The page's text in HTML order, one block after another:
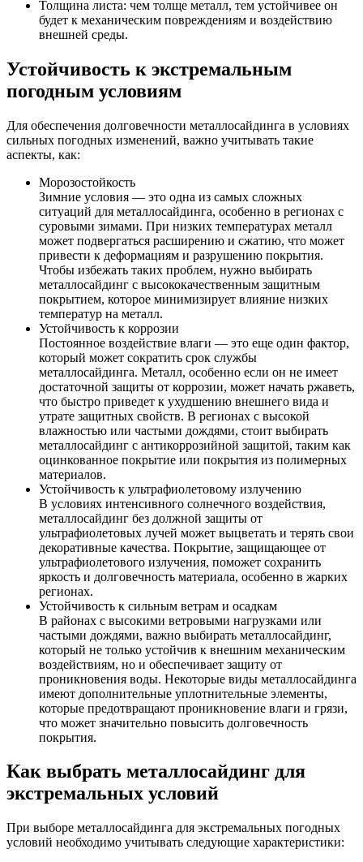
Толщина листа: чем толще металл, тем устойчивее он
будет к механическим повреждениям и воздействию
внешней среды.
Устойчивость к экстремальным
погодным условиям
Для обеспечения долговечности металлосайдинга в условиях
сильных погодных изменений, важно учитывать такие
аспекты, как:
Морозостойкость
Зимние условия — это одна из самых сложных
ситуаций для металлосайдинга, особенно в регионах с
суровыми зимами. При низких температурах металл
может подвергаться расширению и сжатию, что может
привести к деформациям и разрушению покрытия.
Чтобы избежать таких проблем, нужно выбирать
металлосайдинг с высококачественным защитным
покрытием, которое минимизирует влияние низких
температур на металл.
Устойчивость к коррозии
Постоянное воздействие влаги — это еще один фактор,
который может сократить срок службы
металлосайдинга. Металл, особенно если он не имеет
достаточной защиты от коррозии, может начать ржаветь,
что быстро приведет к ухудшению внешнего вида и
утрате защитных свойств. В регионах с высокой
влажностью или частыми дождями, стоит выбирать
металлосайдинг с антикоррозийной защитой, таким как
оцинкованное покрытие или покрытия из полимерных
материалов.
Устойчивость к ультрафиолетовому излучению
В условиях интенсивного солнечного воздействия,
металлосайдинг без должной защиты от
ультрафиолетовых лучей может выцветать и терять свои
декоративные качества. Покрытие, защищающее от
ультрафиолетового излучения, поможет сохранить
яркость и долговечность материала, особенно в жарких
регионах.
Устойчивость к сильным ветрам и осадкам
В районах с высокими ветровыми нагрузками или
частыми дождями, важно выбирать металлосайдинг,
который не только устойчив к внешним механическим
воздействиям, но и обеспечивает защиту от
проникновения воды. Некоторые виды металлосайдинга
имеют дополнительные уплотнительные элементы,
которые предотвращают проникновение влаги и грязи,
что может значительно повысить долговечность
покрытия.
Как выбрать металлосайдинг для
экстремальных условий
При выборе металлосайдинга для экстремальных погодных
условий необходимо учитывать следующие характеристики: